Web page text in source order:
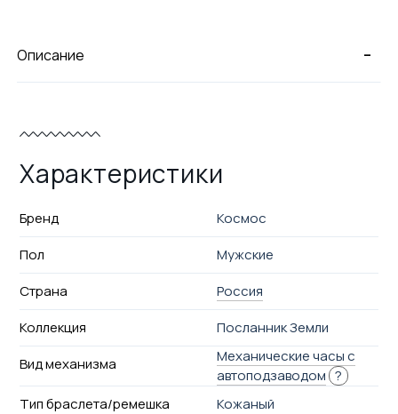
-
Описание
Характеристики
Бренд
Космос
Пол
Мужские
Страна
Россия
Коллекция
Посланник Земли
Вид механизма
Механические часы с
автоподзаводом ?
Тип браслета/ремешка
Кожаный